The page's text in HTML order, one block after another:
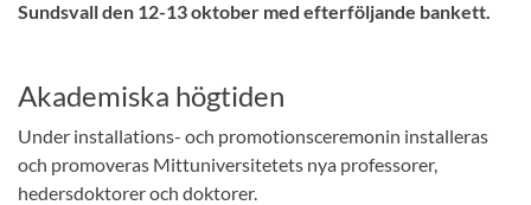
Sundsvall den 12-13 oktober med efterföljande bankett.
Akademiska högtiden
Under installations- och promotionsceremonin installeras
och promoveras Mittuniversitetets nya professorer,
hedersdoktorer och doktorer.